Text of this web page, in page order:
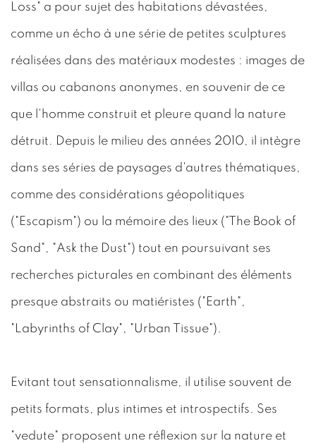
Loss" a pour sujet des habitations dévastées,
comme un écho à une série de petites sculptures
réalisées dans des matériaux modestes : images de
villas ou cabanons anonymes, en souvenir de ce
que l'homme construit et pleure quand la nature
détruit. Depuis le milieu des années 2010, il intègre
dans ses séries de paysages d'autres thématiques,
comme des considérations géopolitiques
("Escapism") ou la mémoire des lieux ("The Book of
Sand", "Ask the Dust") tout en poursuivant ses
recherches picturales en combinant des éléments
presque abstraits ou matiéristes ("Earth",
"Labyrinths of Clay", "Urban Tissue").
Evitant tout sensationnalisme, il utilise souvent de
petits formats, plus intimes et introspectifs. Ses
"vedute" proposent une réflexion sur la nature et